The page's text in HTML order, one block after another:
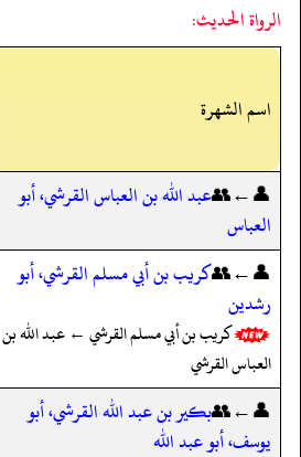
الرواة الحديث:
اسم الشهرة
👤←👥عبد الله بن العباس القرشي، أبو
العباس
👤←👥كريب بن أبي مسلم القرشي، أبو
رشدين
كريب بن أبي مسلم القرشي ← عبد الله بن
العباس القرشي
👤←👥بكير بن عبد الله القرشي، أبو
يوسف، أبو عبد الله